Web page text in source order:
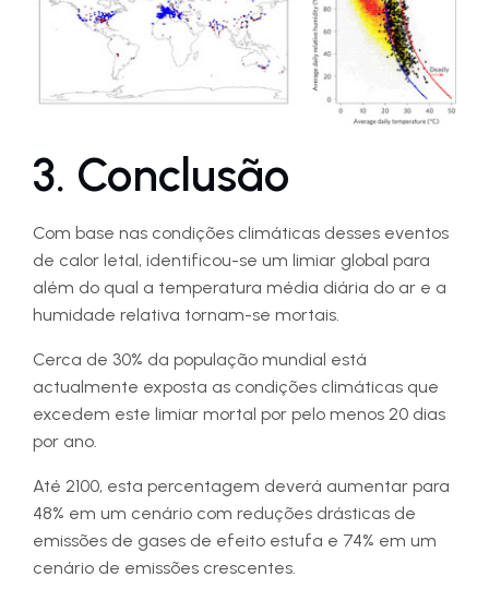
3. Conclusão
Com base nas condições climáticas desses eventos
de calor letal, identificou-se um limiar global para
além do qual a temperatura média diária do ar e a
humidade relativa tornam-se mortais.
Cerca de 30% da população mundial está
actualmente exposta as condições climáticas que
excedem este limiar mortal por pelo menos 20 dias
por ano.
Até 2100, esta percentagem deverá aumentar para
48% em um cenário com reduções drásticas de
emissões de gases de efeito estufa e 74% em um
cenário de emissões crescentes.